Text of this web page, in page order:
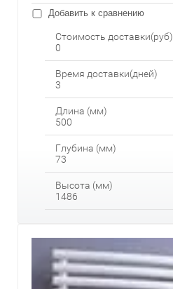
Добавить к сравнению
Стоимость доставки(руб)
0
Время доставки(дней)
3
Длина (мм)
500
Глубина (мм)
73
Высота (мм)
1486